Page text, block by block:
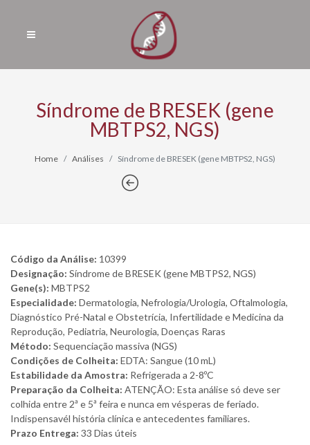
Síndrome de BRESEK (gene
MBTPS2, NGS)
Home Análises Síndrome de BRESEK (gene MBTPS2, NGS)
Código da Análise: 10399
Designação: Síndrome de BRESEK (gene MBTPS2, NGS)
Gene(s): MBTPS2
Especialidade: Dermatologia, Nefrologia/Urologia, Oftalmologia,
Diagnóstico Pré-Natal e Obstetrícia, Infertilidade e Medicina da
Reprodução, Pediatria, Neurologia, Doenças Raras
Método: Sequenciação massiva (NGS)
Condições de Colheita: EDTA: Sangue (10 mL)
Estabilidade da Amostra: Refrigerada a 2-8ºC
Preparação da Colheita: ATENÇÃO: Esta análise só deve ser
colhida entre 2ª e 5ª feira e nunca em vésperas de feriado.
Indispensavél história clínica e antecedentes familiares.
Prazo Entrega: 33 Dias úteis